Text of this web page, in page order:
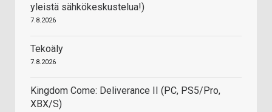
yleistä sähkökeskustelua!)
7.8.2026
Tekoäly
7.8.2026
Kingdom Come: Deliverance II (PC, PS5/Pro,
XBX/S)